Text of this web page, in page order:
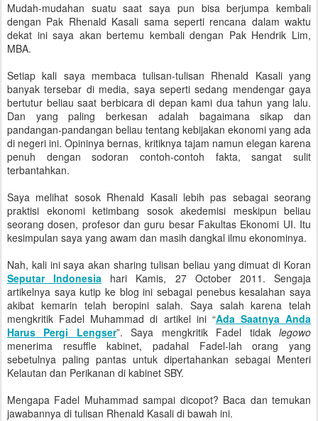
Mudah-mudahan suatu saat saya pun bisa berjumpa kembali
dengan Pak Rhenald Kasali sama seperti rencana dalam waktu
dekat ini saya akan bertemu kembali dengan Pak Hendrik Lim,
MBA.
Setiap kali saya membaca tulisan-tulisan Rhenald Kasali yang
banyak tersebar di media, saya seperti sedang mendengar gaya
bertutur beliau saat berbicara di depan kami dua tahun yang lalu.
Dan yang paling berkesan adalah bagaimana sikap dan
pandangan-pandangan beliau tentang kebijakan ekonomi yang ada
di negeri ini. Opininya bernas, kritiknya tajam namun elegan karena
penuh dengan sodoran contoh-contoh fakta, sangat sulit
terbantahkan.
Saya melihat sosok Rhenald Kasali lebih pas sebagai seorang
praktisi ekonomi ketimbang sosok akedemisi meskipun beliau
seorang dosen, profesor dan guru besar Fakultas Ekonomi UI. Itu
kesimpulan saya yang awam dan masih dangkal ilmu ekonominya.
Nah, kali ini saya akan sharing tulisan beliau yang dimuat di Koran
Seputar Indonesia hari Kamis, 27 October 2011. Sengaja
artikelnya saya kutip ke blog ini sebagai penebus kesalahan saya
akibat kemarin telah beropini salah. Saya salah karena telah
mengkritik Fadel Muhammad di artikel ini “Ada Saatnya Anda
Harus Pergi Lengser”. Saya mengkritik Fadel tidaklegowo
menerima resuffle kabinet, padahal Fadel-lah orang yang
sebetulnya paling pantas untuk dipertahankan sebagai Menteri
Kelautan dan Perikanan di kabinet SBY.
Mengapa Fadel Muhammad sampai dicopot? Baca dan temukan
jawabannya di tulisan Rhenald Kasali di bawah ini.